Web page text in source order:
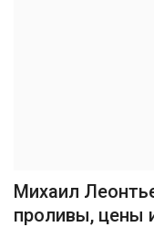
Михаил
проливы, цены